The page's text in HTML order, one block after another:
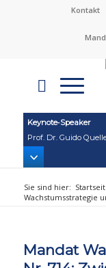
Kontakt
Keynote‑Speaker
Prof. Dr. Guido
Sie sind hier:
Wachstumsstrategie
Mandat